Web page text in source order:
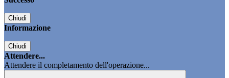
Chiudi
Informazione
Chiudi
Attendere...
Attendere il completamento dell'operazione...